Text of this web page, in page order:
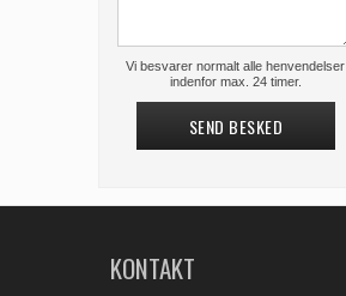
Vi besvarer normalt alle henvendelser
indenfor max. 24 timer.
SEND BESKED
KONTAKT